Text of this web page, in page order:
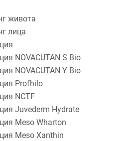
живота
лица
NOVACUTAN S Bio
NOVACUTAN Y Bio
Profhilo
NCTF
Juvederm Hydrate
Meso Wharton
Meso Xanthin